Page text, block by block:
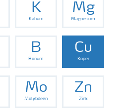
K
Kalium
Mg
Magnesium
B
Borium
Cu
Koper
Mo
Molybdeen
Zn
Zink